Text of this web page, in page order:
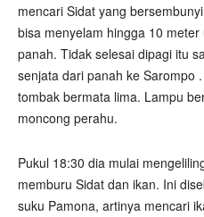
mencari Sidat yang
bisa menyelam hingga 10
panah. Tidak selesai dipagi itu
senjata dari panah ke Sarompo
tombak bermata lima. Lampu
moncong perahu.
Pukul 18:30 dia mulai
memburu Sidat dan ikan. Ini
suku Pamona, artinya mencari